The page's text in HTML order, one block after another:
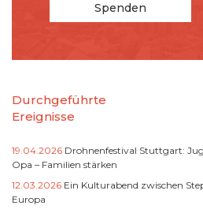
Spenden
Durchgeführte
Ereignisse
19.04.2026 Drohnenfestival Stuttgart:
Opa – Familien stärken
12.03.2026 Ein Kulturabend zwischen
Europa